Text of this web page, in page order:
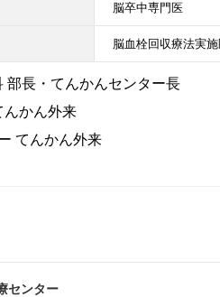
脳卒中専門医
脳血栓回収療法実
部長・てんかんセンター長
んかん外来
てんかん外来
センター